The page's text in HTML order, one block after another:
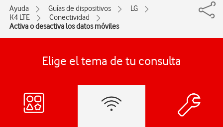
Ayuda Guías de dispositivos
LG
K4 LTE
Conectividad
Activa o desactiva los datos móviles
Elige el tema de tu consulta